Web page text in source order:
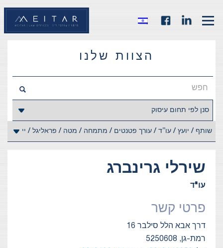
הצוות שלנו
שירלי גרינברג
עו"ד
פרטי קשר
דרך אבא הלל סילבר 16
רמת-גן, 5250608